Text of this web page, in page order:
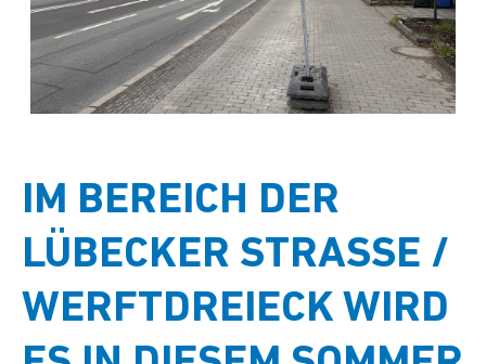
IM BEREICH DER
LÜBECKER STRASSE / W
ERFTDREIECK WIRD E